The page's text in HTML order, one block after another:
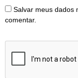
Salvar meus dados
comentar.